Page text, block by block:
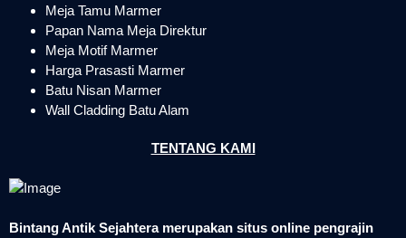
Meja Tamu Marmer
Papan Nama Meja Direktur
Meja Motif Marmer
Harga Prasasti Marmer
Batu Nisan Marmer
Wall Cladding Batu Alam
TENTANG KAMI
Bintang Antik Sejahtera merupakan situs online pengrajin